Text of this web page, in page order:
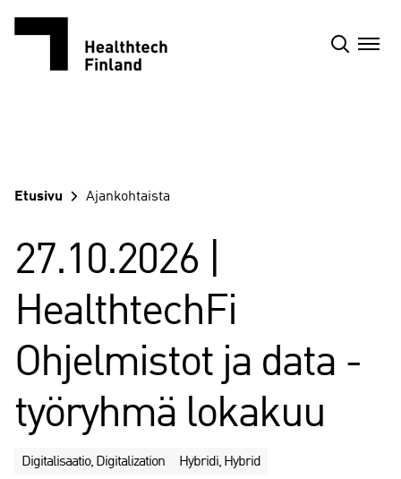
Etusivu Ajankohtaista
27.10.2026 |
HealthtechFi
Ohjelmistot ja data -
työryhmä lokakuu
Digitalisaatio, Digitalization Hybridi, Hybrid